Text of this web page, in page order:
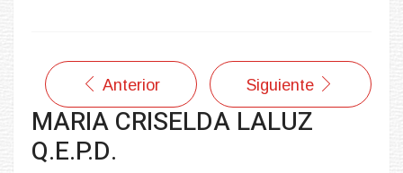
Anterior Siguiente
MARIA CRISELDA LALUZ
Q.E.P.D.